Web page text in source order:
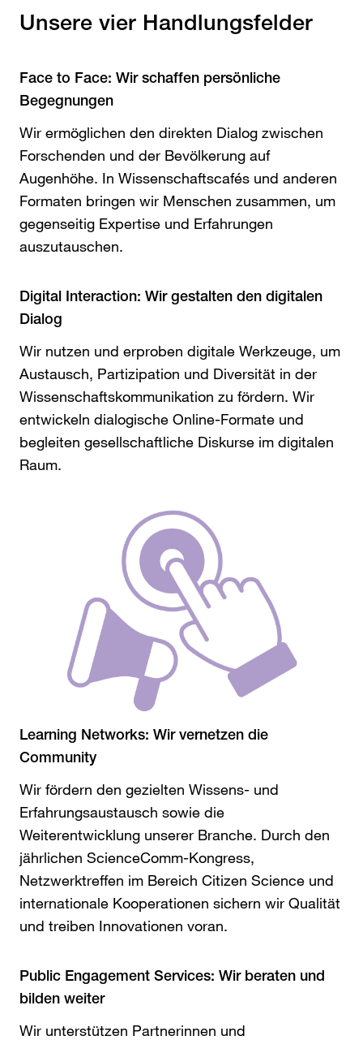
Unsere vier Handlungsfelder
Face to Face: Wir schaffen persönliche
Begegnungen
Wir ermöglichen den direkten Dialog zwischen
Forschenden und der Bevölkerung auf
Augenhöhe. In Wissenschaftscafés und anderen
Formaten bringen wir Menschen zusammen, um
gegenseitig Expertise und Erfahrungen
auszutauschen.
Digital Interaction: Wir gestalten den digitalen
Dialog
Wir nutzen und erproben digitale Werkzeuge, um
Austausch, Partizipation und Diversität in der
Wissenschaftskommunikation zu fördern. Wir
entwickeln dialogische Online-Formate und
begleiten gesellschaftliche Diskurse im digitalen
Raum.
Learning Networks: Wir vernetzen die
Community
Wir fördern den gezielten Wissens- und
Erfahrungsaustausch sowie die
Weiterentwicklung unserer Branche. Durch den
jährlichen ScienceComm-Kongress,
Netzwerktreffen im Bereich Citizen Science und
internationale Kooperationen sichern wir Qualität
und treiben Innovationen voran.
Public Engagement Services: Wir beraten und
bilden weiter
Wir unterstützen Partnerinnen und